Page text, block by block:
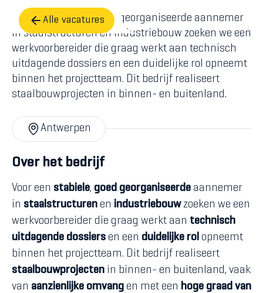
Alle vacatures
Voor een stabiele, goed georganiseerde aannemer
in staalstructuren en industriebouw zoeken we een
werkvoorbereider die graag werkt aan technisch
uitdagende dossiers en een duidelijke rol opneemt
binnen het projectteam. Dit bedrijf realiseert
staalbouwprojecten in binnen- en buitenland.
Antwerpen
Over het bedrijf
Voor een stabiele, goed georganiseerde aannemer
in staalstructuren en industriebouwzoeken we een
werkvoorbereider die graag werkt aan technisch
uitdagende dossiers en een duidelijke rol opneemt
binnen het projectteam. Dit bedrijf realiseert
staalbouwprojecten in binnen- en buitenland, vaak
van aanzienlijke omvang en met een hoge graad van